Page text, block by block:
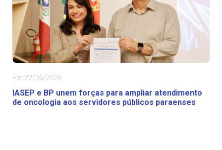
Em 22/06/2026
IASEP e BP unem forças para ampliar atendimento
de oncologia aos servidores públicos paraenses